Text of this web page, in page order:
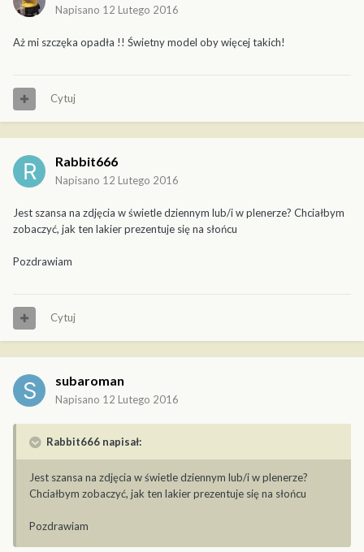
Napisano 12 Lutego 2016
Aż mi szczęka opadła !! Świetny model oby więcej takich!
Cytuj
Rabbit666
Napisano 12 Lutego 2016
Jest szansa na zdjęcia w świetle dziennym lub/i w plenerze? Chciałbym
zobaczyć, jak ten lakier prezentuje się na słońcu
Pozdrawiam
Cytuj
subaroman
Napisano 12 Lutego 2016
Rabbit666 napisał:
Jest szansa na zdjęcia w świetle dziennym lub/i w plenerze?
Chciałbym zobaczyć, jak ten lakier prezentuje się na słońcu
Pozdrawiam